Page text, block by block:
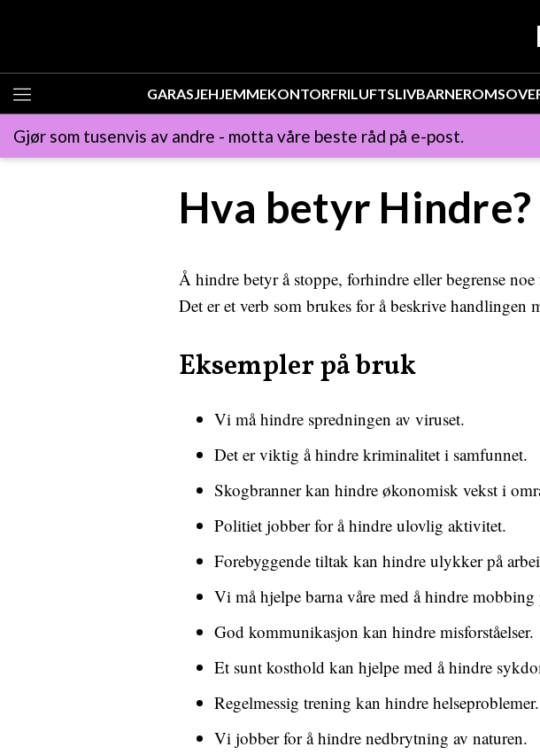
GARASJEHJEMMEKONTORFRILUFTSLIVBARNEROM
Gjør som tusenvis av andre - motta våre beste råd på e-post.
Hva betyr Hindre?
Å hindre betyr å stoppe, forhindre eller begrense
Det er et verb som brukes for å beskrive handlingen
Eksempler på bruk
Vi må hindre spredningen av viruset.
Det er viktig å hindre kriminalitet i samfunnet.
Skogbranner kan hindre økonomisk vekst i
Politiet jobber for å hindre ulovlig aktivitet.
Forebyggende tiltak kan hindre ulykker på
Vi må hjelpe barna våre med å hindre mobbing
God kommunikasjon kan hindre misforståelser.
Et sunt kosthold kan hjelpe med å hindre
Regelmessig trening kan hindre helseproblemer.
Vi jobber for å hindre nedbrytning av naturen.